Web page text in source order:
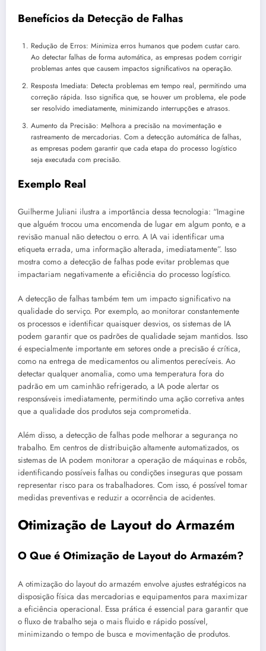
Benefícios da Detecção de Falhas
Redução de Erros: Minimiza erros humanos que podem custar caro.
Ao detectar falhas de forma automática, as empresas podem corrigir
problemas antes que causem impactos significativos na operação.
Resposta Imediata: Detecta problemas em tempo real, permitindo uma
correção rápida. Isso significa que, se houver um problema, ele pode
ser resolvido imediatamente, minimizando interrupções e atrasos.
Aumento da Precisão: Melhora a precisão na movimentação e
rastreamento de mercadorias. Com a detecção automática de falhas,
as empresas podem garantir que cada etapa do processo logístico
seja executada com precisão.
Exemplo Real
Guilherme Juliani ilustra a importância dessa tecnologia: “Imagine
que alguém trocou uma encomenda de lugar em algum ponto, e a
revisão manual não detectou o erro. A IA vai identificar uma
etiqueta errada, uma informação alterada, imediatamente”. Isso
mostra como a detecção de falhas pode evitar problemas que
impactariam negativamente a eficiência do processo logístico.
A detecção de falhas também tem um impacto significativo na
qualidade do serviço. Por exemplo, ao monitorar constantemente
os processos e identificar quaisquer desvios, os sistemas de IA
podem garantir que os padrões de qualidade sejam mantidos. Isso
é especialmente importante em setores onde a precisão é crítica,
como na entrega de medicamentos ou alimentos perecíveis. Ao
detectar qualquer anomalia, como uma temperatura fora do
padrão em um caminhão refrigerado, a IA pode alertar os
responsáveis imediatamente, permitindo uma ação corretiva antes
que a qualidade dos produtos seja comprometida.
Além disso, a detecção de falhas pode melhorar a segurança no
trabalho. Em centros de distribuição altamente automatizados, os
sistemas de IA podem monitorar a operação de máquinas e robôs,
identificando possíveis falhas ou condições inseguras que possam
representar risco para os trabalhadores. Com isso, é possível tomar
medidas preventivas e reduzir a ocorrência de acidentes.
Otimização de Layout do Armazém
O Que é Otimização de Layout do Armazém?
A otimização do layout do armazém envolve ajustes estratégicos na
disposição física das mercadorias e equipamentos para maximizar
a eficiência operacional. Essa prática é essencial para garantir que
o fluxo de trabalho seja o mais fluido e rápido possível,
minimizando o tempo de busca e movimentação de produtos.